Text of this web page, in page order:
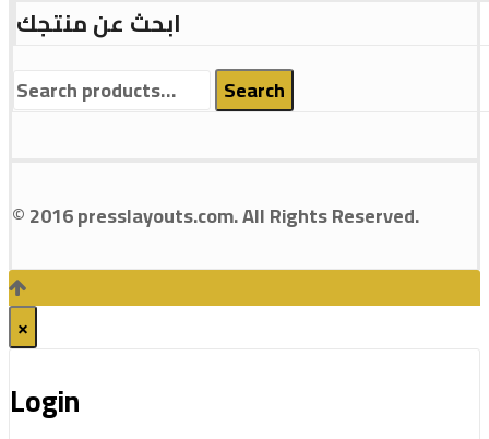
ابحث عن منتجك
Search
Search
© 2016 presslayouts.com. All Rights Reserved.
×
Login